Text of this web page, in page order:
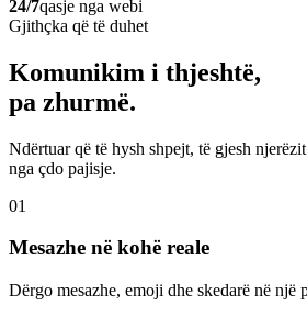
24/7qasje nga webi
Gjithçka që të duhet
Komunikim i thjeshtë,
pa zhurmë.
Ndërtuar që të hysh shpejt, të gjesh
nga çdo pajisje.
01
Mesazhe në kohë reale
Dërgo mesazhe, emoji dhe skedarë në një